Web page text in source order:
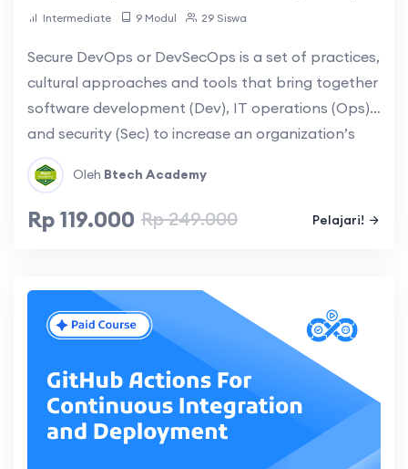
Intermediate 9 Modul 29 Siswa
Secure DevOps or DevSecOps is a set of practices,
cultural approaches and tools that bring together
software development (Dev), IT operations (Ops)
and security (Sec) to increase an organization’s
ability to deliver applications and services at high
velocity, securely.
Oleh Btech Academy
Rp 119.000 Rp 249.000 Pelajari!